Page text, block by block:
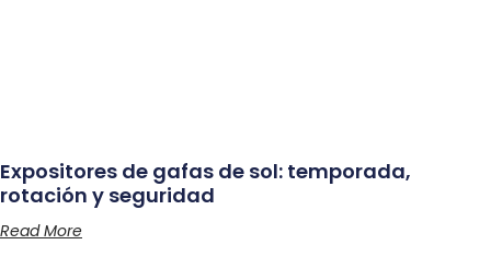
Expositores de gafas de sol: temporada,
rotación y seguridad
Read More